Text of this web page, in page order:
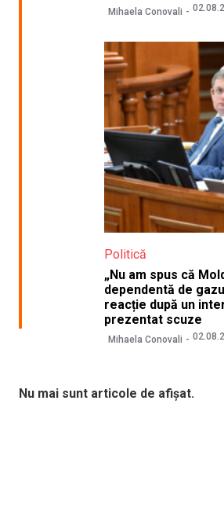
Mihaela Conovali
Politică
„Nu am spus că
dependentă de
reacție după un
prezentat scuze
Mihaela Conovali
Nu mai sunt articole de afișat.